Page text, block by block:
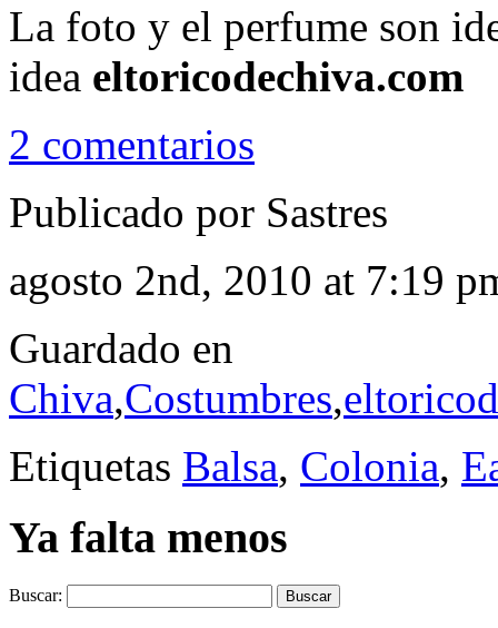
La foto y el perfume son
idea eltoricodechiva.com
2 comentarios
Publicado por Sastres
agosto 2nd, 2010 at 7:19
Guardado en
Chiva,Costumbres,
Etiquetas Balsa, Colonia,
Ya falta menos
Buscar: